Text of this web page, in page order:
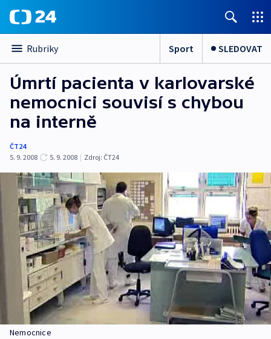
Rubriky Sport SLEDOVAT
Úmrtí pacienta v karlovarské
nemocnici souvisí s chybou
na interně
ČT24
5. 9. 2008
5. 9. 2008 | Zdroj: ČT24
Nemocnice